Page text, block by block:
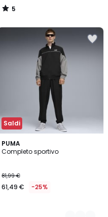
5
/
Saldi
PUMA
Completo sportivo
81,99 €
61,49 € -25%
3
Colori